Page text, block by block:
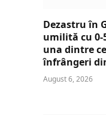
Dezastru în
umilită cu 0-
una dintre
înfrângeri
August 6, 2026